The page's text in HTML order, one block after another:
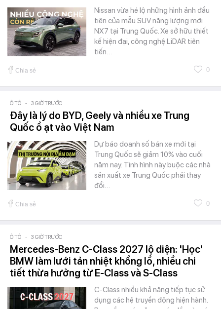
Nissan vừa hé lộ những hình ảnh đầu
tiên của mẫu SUV năng lượng mới
NX7 tại Trung Quốc. Xe sở hữu thiết
kế hiện đại, công nghệ LiDAR tiên
tiến…
Chia sẻ 0
Ô TÔ - 3 GIỜ TRƯỚC
Đây là lý do BYD, Geely và nhiều xe Trung
Quốc ồ ạt vào Việt Nam
Dự báo doanh số bán xe mới tại
Trung Quốc sẽ giảm 10% vào cuối
năm nay. Tình hình này buộc các nhà
sản xuất xe Trung Quốc phải thay
đổi…
Chia sẻ 0
Ô TÔ - 3 GIỜ TRƯỚC
Mercedes-Benz C-Class 2027 lộ diện: 'Học'
BMW làm lưới tản nhiệt khổng lồ, nhiều chi
tiết thừa hưởng từ E-Class và S-Class
C-Class nhiều khả năng tiếp tục sử
dụng các hệ truyền động hiện hành.